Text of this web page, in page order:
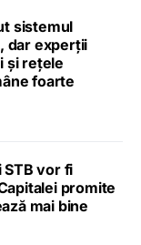
sistemul
dar experții
și rețele
foarte
vor fi
promite
mai bine